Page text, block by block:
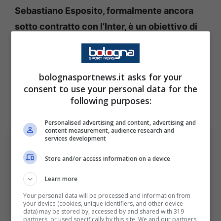
Sebastiano Esposito, formalmente ancora
sotto contratto con l’Inter, è un obiettivo di
mercato del Bolognacon la punta classe
2002 che, al termine del campionato in corso,
diventerà a tutti gli effetti un calciatore del
Cagliariche ha un obbligo di riscatto sulla
punta in caso di salvezza.
bolognasportnews.it asks for your
consent to use your personal data for the
following purposes:
Personalised advertising and content, advertising and
content measurement, audience research and
services development
Store and/or access information on a device
Learn more
Your personal data will be processed and information from
your device (cookies, unique identifiers, and other device
data) may be stored by, accessed by and shared with 319
partners, or used specifically by this site. We and our partners